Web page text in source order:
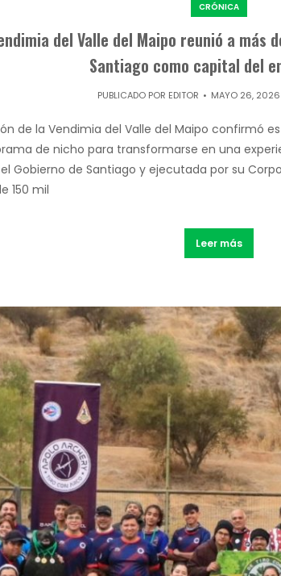
CRÓNICA
del Valle del Maipo reunió a más
Santiago como capital del
PUBLICADO POR EDITOR MAYO 26, 2026
de la Vendimia del Valle del Maipo confirmó
de nicho para transformarse en una
Gobierno de Santiago y ejecutada por su
150 mil
Leer más